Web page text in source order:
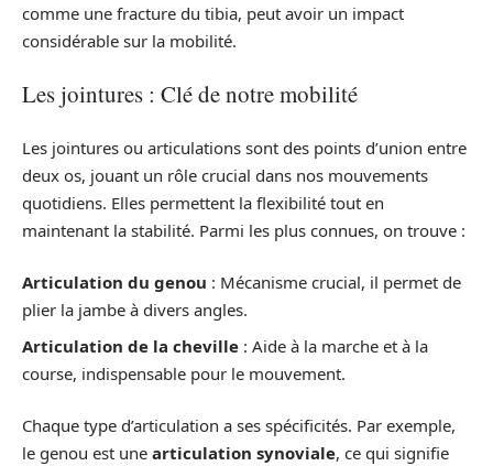
comme une fracture du tibia, peut avoir un impact
considérable sur la mobilité.
Les jointures : Clé de notre mobilité
Les jointures ou articulations sont des points d’union entre
deux os, jouant un rôle crucial dans nos mouvements
quotidiens. Elles permettent la flexibilité tout en
maintenant la stabilité. Parmi les plus connues, on trouve :
Articulation du genou : Mécanisme crucial, il permet de
plier la jambe à divers angles.
Articulation de la cheville : Aide à la marche et à la
course, indispensable pour le mouvement.
Chaque type d’articulation a ses spécificités. Par exemple,
le genou est une articulation synoviale, ce qui signifie